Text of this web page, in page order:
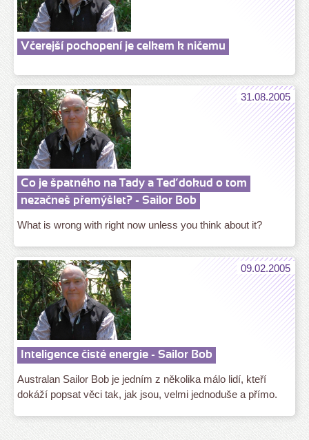
Včerejší pochopení je celkem k ničemu
31.08.2005
Co je špatného na Tady a Teď dokud o tom
nezačneš přemýšlet? - Sailor Bob
What is wrong with right now unless you think about it?
09.02.2005
Inteligence čisté energie - Sailor Bob
Australan Sailor Bob je jedním z několika málo lidí, kteří
dokáží popsat věci tak, jak jsou, velmi jednoduše a přímo.